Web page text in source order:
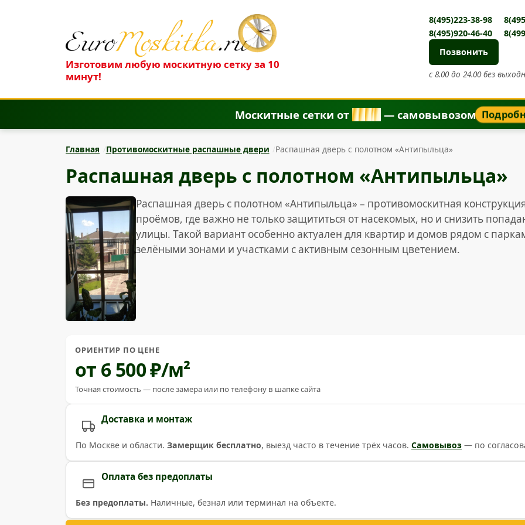
Изготовим любую москитную сетку за 10
минут!
8(495)223-38-98
8(495)920-46-40
Позвонить
с 8.00 до 24.00 без
Москитные сетки от 850 ₽ — самовывозом
Главная Противомоскитные распашные двери Распашная дверь с полотном «Антипыльца»
Распашная дверь с полотном «Антипыльца»
Распашная дверь с полотном «Антипыльца» – противомоскитная
проёмов, где важно не только защититься от насекомых, но и снизить
улицы. Такой вариант особенно актуален для квартир и домов рядом с
зелёными зонами и участками с активным сезонным цветением.
ОРИЕНТИР ПО ЦЕНЕ
от 6 500 ₽/м²
Точная стоимость — после замера или по телефону в шапке сайта
Доставка и монтаж
По Москве и области. Замерщик бесплатно, выезд часто в течение трёх часов. Самовывоз — по
Оплата без предоплаты
Без предоплаты. Наличные, безнал или терминал на объекте.